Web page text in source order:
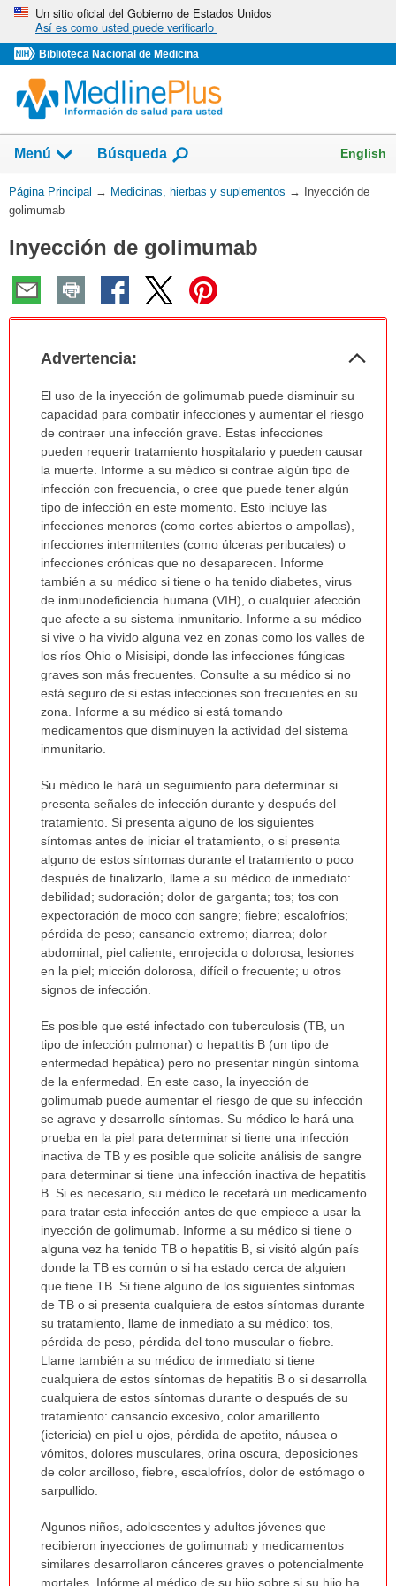
Omita
vaya
al
Contenido
Un sitio oficial del Gobierno de Estados Unidos
Así es como usted puede verificarlo
Biblioteca Nacional de Medicina
Menú
Mostrar
campo
de
Búsqueda English
Usted
está
Página Principal → Medicinas, hierbas y suplementos → Inyección de
golimumab
Inyección de golimumab
Advertencia:
Advertencia:
sido
extendido.
El uso de la inyección de golimumab puede disminuir su
capacidad para combatir infecciones y aumentar el riesgo
de contraer una infección grave. Estas infecciones
pueden requerir tratamiento hospitalario y pueden causar
la muerte. Informe a su médico si contrae algún tipo de
infección con frecuencia, o cree que puede tener algún
tipo de infección en este momento. Esto incluye las
infecciones menores (como cortes abiertos o ampollas),
infecciones intermitentes (como úlceras peribucales) o
infecciones crónicas que no desaparecen. Informe
también a su médico si tiene o ha tenido diabetes, virus
de inmunodeficiencia humana (VIH), o cualquier afección
que afecte a su sistema inmunitario. Informe a su médico
si vive o ha vivido alguna vez en zonas como los valles de
los ríos Ohio o Misisipi, donde las infecciones fúngicas
graves son más frecuentes. Consulte a su médico si no
está seguro de si estas infecciones son frecuentes en su
zona. Informe a su médico si está tomando
medicamentos que disminuyen la actividad del sistema
inmunitario.
Su médico le hará un seguimiento para determinar si
presenta señales de infección durante y después del
tratamiento. Si presenta alguno de los siguientes
síntomas antes de iniciar el tratamiento, o si presenta
alguno de estos síntomas durante el tratamiento o poco
después de finalizarlo, llame a su médico de inmediato:
debilidad; sudoración; dolor de garganta; tos; tos con
expectoración de moco con sangre; fiebre; escalofríos;
pérdida de peso; cansancio extremo; diarrea; dolor
abdominal; piel caliente, enrojecida o dolorosa; lesiones
en la piel; micción dolorosa, difícil o frecuente; u otros
signos de infección.
Es posible que esté infectado con tuberculosis (TB, un
tipo de infección pulmonar) o hepatitis B (un tipo de
enfermedad hepática) pero no presentar ningún síntoma
de la enfermedad. En este caso, la inyección de
golimumab puede aumentar el riesgo de que su infección
se agrave y desarrolle síntomas. Su médico le hará una
prueba en la piel para determinar si tiene una infección
inactiva de TB y es posible que solicite análisis de sangre
para determinar si tiene una infección inactiva de hepatitis
B. Si es necesario, su médico le recetará un medicamento
para tratar esta infección antes de que empiece a usar la
inyección de golimumab. Informe a su médico si tiene o
alguna vez ha tenido TB o hepatitis B, si visitó algún país
donde la TB es común o si ha estado cerca de alguien
que tiene TB. Si tiene alguno de los siguientes síntomas
de TB o si presenta cualquiera de estos síntomas durante
su tratamiento, llame de inmediato a su médico: tos,
pérdida de peso, pérdida del tono muscular o fiebre.
Llame también a su médico de inmediato si tiene
cualquiera de estos síntomas de hepatitis B o si desarrolla
cualquiera de estos síntomas durante o después de su
tratamiento: cansancio excesivo, color amarillento
(ictericia) en piel u ojos, pérdida de apetito, náusea o
vómitos, dolores musculares, orina oscura, deposiciones
de color arcilloso, fiebre, escalofríos, dolor de estómago o
sarpullido.
Algunos niños, adolescentes y adultos jóvenes que
recibieron inyecciones de golimumab y medicamentos
similares desarrollaron cánceres graves o potencialmente
mortales. Infórme al médico de su hijo sobre si su hijo ha